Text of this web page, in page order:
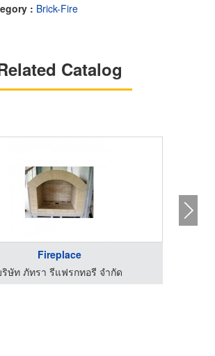
: Brick-Fire
Catalog
Fireplace
ษัท ภัทรา รีแฟรกทอรี จำกัด